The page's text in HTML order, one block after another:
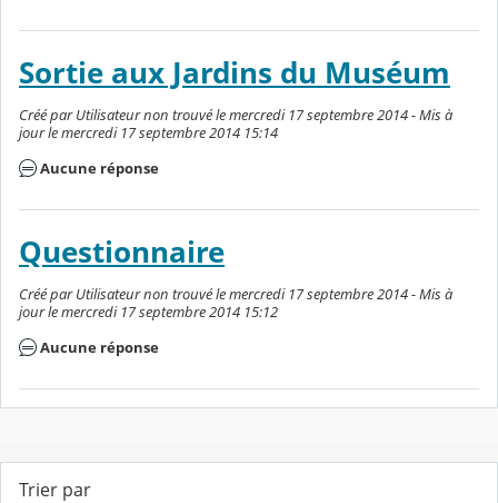
Sortie aux Jardins du Muséum
Créé par Utilisateur non trouvé le mercredi 17 septembre 2014 - Mis à
jour le mercredi 17 septembre 2014 15:14
Aucune réponse
Questionnaire
Créé par Utilisateur non trouvé le mercredi 17 septembre 2014 - Mis à
jour le mercredi 17 septembre 2014 15:12
Aucune réponse
Trier par